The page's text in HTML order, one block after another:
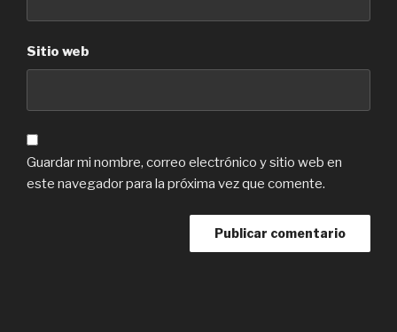
Sitio web
Guardar mi nombre, correo electrónico y sitio web en
este navegador para la próxima vez que comente.